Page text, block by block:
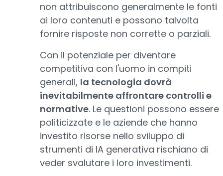
non attribuiscono generalmente le fonti
ai loro contenuti e possono talvolta
fornire risposte non corrette o parziali.
Con il potenziale per diventare
competitiva con l'uomo in compiti
generali, la tecnologia dovrà
inevitabilmente affrontare controlli e
normative. Le questioni possono essere
politicizzate e le aziende che hanno
investito risorse nello sviluppo di
strumenti di IA generativa rischiano di
veder svalutare i loro investimenti.